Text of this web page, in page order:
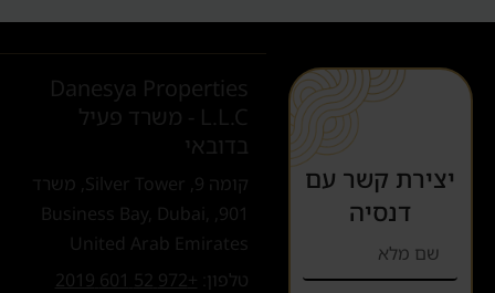
יצירת קשר עם
דנסיה
Danesya Properties
L.L.C - משרד פעיל
בדובאי
קומה 9, Silver Tower, משרד
901, Business Bay, Dubai,
United Arab Emirates
טלפון:
+972 52 601 2019